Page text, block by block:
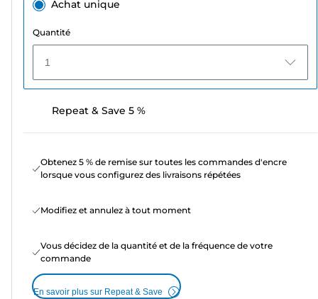
Achat unique
Quantité
1
Repeat & Save 5 %
Obtenez 5 % de remise sur toutes les commandes d'encre
lorsque vous configurez des livraisons répétées
Modifiez et annulez à tout moment
Vous décidez de la quantité et de la fréquence de votre
commande
En savoir plus sur Repeat & Save